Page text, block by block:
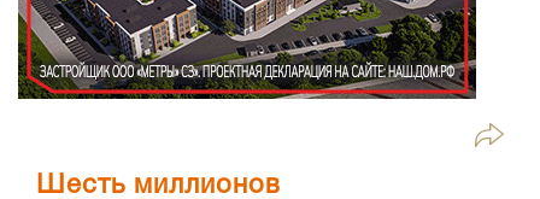
Шесть миллионов